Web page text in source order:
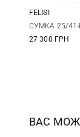
FELISI
СУМКА 25/41-
27 300 ГРН
ВАС